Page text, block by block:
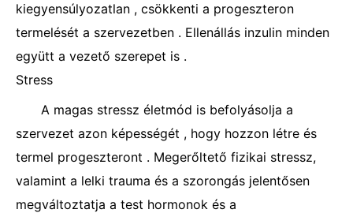
kiegyensúlyozatlan , csökkenti a progeszteron
termelését a szervezetben . Ellenállás inzulin minden
együtt a vezető szerepet is .
Stress
A magas stressz életmód is befolyásolja a
szervezet azon képességét , hogy hozzon létre és
termel progeszteront . Megerőltető fizikai stressz,
valamint a lelki trauma és a szorongás jelentősen
megváltoztatja a test hormonok és a